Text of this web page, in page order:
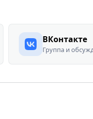
ВКонтакте
Группа и